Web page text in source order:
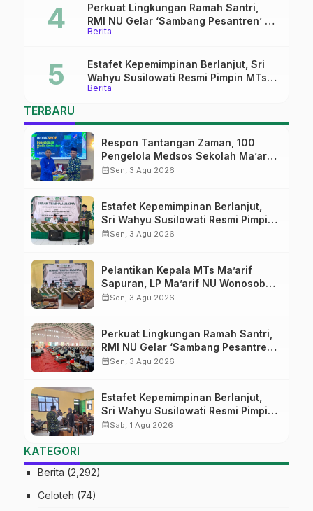
Berita
Perkuat Lingkungan Ramah Santri,
RMI NU Gelar ‘Sambang Pesantren’ di
Pati
Berita
Estafet Kepemimpinan Berlanjut, Sri
Wahyu Susilowati Resmi Pimpin MTs
Ma’arif Sapuran
TERBARU
Respon Tantangan Zaman, 100
Pengelola Medsos Sekolah Ma’arif
Pekalongan Ikuti Pelatihan Literasi
calendar_monthSen, 3 Agu 2026
Estafet Kepemimpinan Berlanjut,
Sri Wahyu Susilowati Resmi Pimpin
MTs Ma’arif Sapuran
calendar_monthSen, 3 Agu 2026
Pelantikan Kepala MTs Ma’arif
Sapuran, LP Ma’arif NU Wonosobo
Tekankan Lima Amanah
calendar_monthSen, 3 Agu 2026
Perkuat Lingkungan Ramah Santri,
RMI NU Gelar ‘Sambang Pesantren’
di Pati
calendar_monthSen, 3 Agu 2026
Estafet Kepemimpinan Berlanjut,
Sri Wahyu Susilowati Resmi Pimpin
MTs Ma’arif Sapuran
calendar_monthSab, 1 Agu 2026
KATEGORI
Berita (2,292)
Celoteh (74)